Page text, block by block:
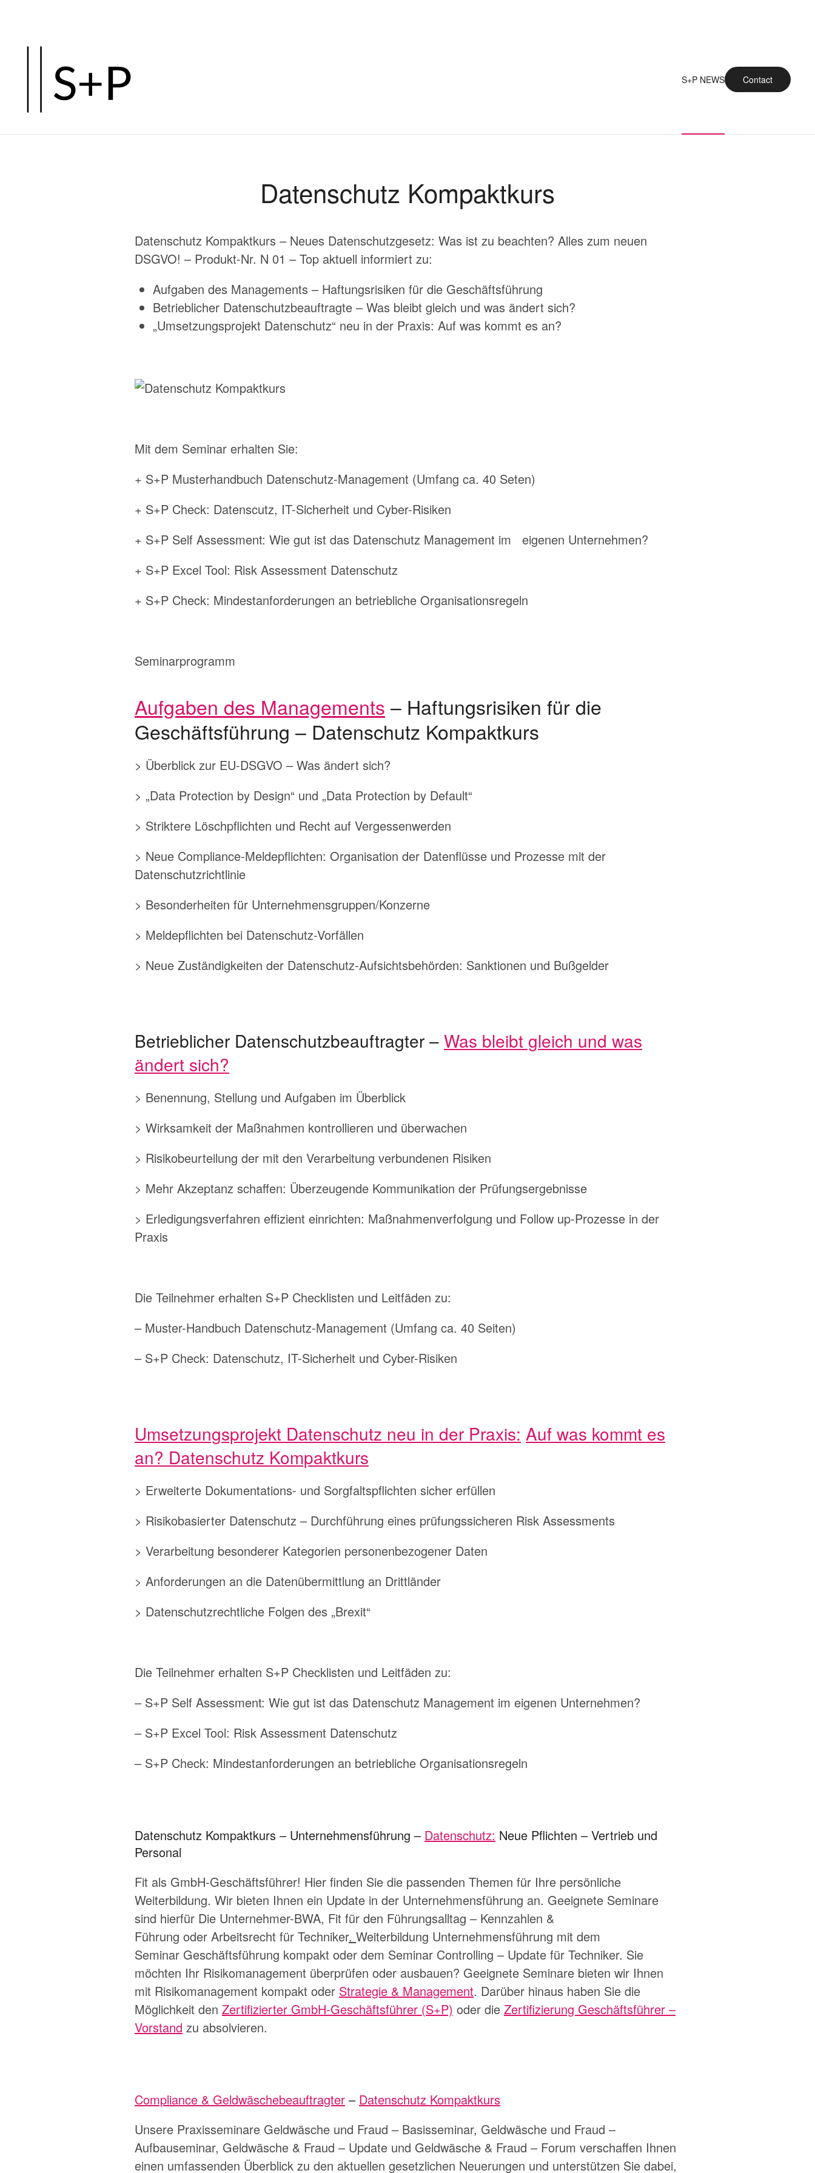
springen
S+P NEWS Contact
Datenschutz Kompaktkurs
Datenschutz Kompaktkurs – Neues Datenschutzgesetz: Was ist zu beachten? Alles zum neuen
DSGVO! – Produkt-Nr. N 01 – Top aktuell informiert zu:
Aufgaben des Managements – Haftungsrisiken für die Geschäftsführung
Betrieblicher Datenschutzbeauftragte – Was bleibt gleich und was ändert sich?
„Umsetzungsprojekt Datenschutz“ neu in der Praxis: Auf was kommt es an?
Mit dem Seminar erhalten Sie:
+ S+P Musterhandbuch Datenschutz-Management (Umfang ca. 40 Seten)
+ S+P Check: Datenscutz, IT-Sicherheit und Cyber-Risiken
+ S+P Self Assessment: Wie gut ist das Datenschutz Management im eigenen Unternehmen?
+ S+P Excel Tool: Risk Assessment Datenschutz
+ S+P Check: Mindestanforderungen an betriebliche Organisationsregeln
Seminarprogramm
Aufgaben des Managements – Haftungsrisiken für die
Geschäftsführung – Datenschutz Kompaktkurs
> Überblick zur EU-DSGVO – Was ändert sich?
> „Data Protection by Design“ und „Data Protection by Default“
> Striktere Löschpflichten und Recht auf Vergessenwerden
> Neue Compliance-Meldepflichten: Organisation der Datenflüsse und Prozesse mit der
Datenschutzrichtlinie
> Besonderheiten für Unternehmensgruppen/Konzerne
> Meldepflichten bei Datenschutz-Vorfällen
> Neue Zuständigkeiten der Datenschutz-Aufsichtsbehörden: Sanktionen und Bußgelder
Betrieblicher Datenschutzbeauftragter – Was bleibt gleich und was
ändert sich?
> Benennung, Stellung und Aufgaben im Überblick
> Wirksamkeit der Maßnahmen kontrollieren und überwachen
> Risikobeurteilung der mit den Verarbeitung verbundenen Risiken
> Mehr Akzeptanz schaffen: Überzeugende Kommunikation der Prüfungsergebnisse
> Erledigungsverfahren effizient einrichten: Maßnahmenverfolgung und Follow up-Prozesse in der
Praxis
Die Teilnehmer erhalten S+P Checklisten und Leitfäden zu:
– Muster-Handbuch Datenschutz-Management (Umfang ca. 40 Seiten)
– S+P Check: Datenschutz, IT-Sicherheit und Cyber-Risiken
Umsetzungsprojekt Datenschutz neu in der Praxis: Auf was kommt es
an? Datenschutz Kompaktkurs
> Erweiterte Dokumentations- und Sorgfaltspflichten sicher erfüllen
> Risikobasierter Datenschutz – Durchführung eines prüfungssicheren Risk Assessments
> Verarbeitung besonderer Kategorien personenbezogener Daten
> Anforderungen an die Datenübermittlung an Drittländer
> Datenschutzrechtliche Folgen des „Brexit“
Die Teilnehmer erhalten S+P Checklisten und Leitfäden zu:
– S+P Self Assessment: Wie gut ist das Datenschutz Management im eigenen Unternehmen?
– S+P Excel Tool: Risk Assessment Datenschutz
– S+P Check: Mindestanforderungen an betriebliche Organisationsregeln
Datenschutz Kompaktkurs – Unternehmensführung – Datenschutz: Neue Pflichten – Vertrieb und
Personal
Fit als GmbH-Geschäftsführer! Hier finden Sie die passenden Themen für Ihre persönliche
Weiterbildung. Wir bieten Ihnen ein Update in der Unternehmensführung an. Geeignete Seminare
sind hierfür Die Unternehmer-BWA, Fit für den Führungsalltag – Kennzahlen &
Führung oder Arbeitsrecht für Techniker. Weiterbildung Unternehmensführung mit dem
Seminar Geschäftsführung kompakt oder dem Seminar Controlling – Update für Techniker. Sie
möchten Ihr Risikomanagement überprüfen oder ausbauen? Geeignete Seminare bieten wir Ihnen
mit Risikomanagement kompakt oder Strategie & Management. Darüber hinaus haben Sie die
Möglichkeit den Zertifizierter GmbH-Geschäftsführer (S+P) oder die Zertifizierung Geschäftsführer –
Vorstand zu absolvieren.
Compliance & Geldwäschebeauftragter – Datenschutz Kompaktkurs
Unsere Praxisseminare Geldwäsche und Fraud – Basisseminar, Geldwäsche und Fraud –
Aufbauseminar, Geldwäsche & Fraud – Update und Geldwäsche & Fraud – Forum verschaffen Ihnen
einen umfassenden Überblick zu den aktuellen gesetzlichen Neuerungen und unterstützen Sie dabei,